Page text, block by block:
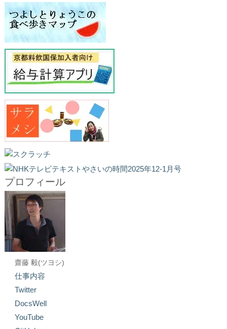
プロフィール
齋藤 毅(ツヨシ)
仕事内容
Twitter
DocsWell
YouTube